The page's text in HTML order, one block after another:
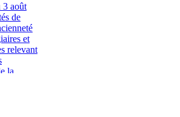
3 août
de
et
relevant
la